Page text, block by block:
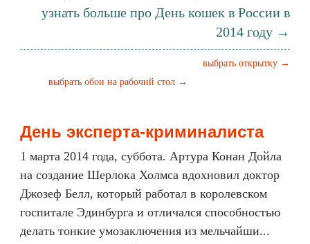
узнать больше про День кошек в России в
2014 году →
выбрать открытку →
выбрать обои на рабочий стол →
День эксперта-криминалиста
1 марта 2014 года, суббота. Артура Конан Дойла
на создание Шерлока Холмса вдохновил доктор
Джозеф Белл, который работал в королевском
госпитале Эдинбурга и отличался способностью
делать тонкие умозаключения из мельчайши...